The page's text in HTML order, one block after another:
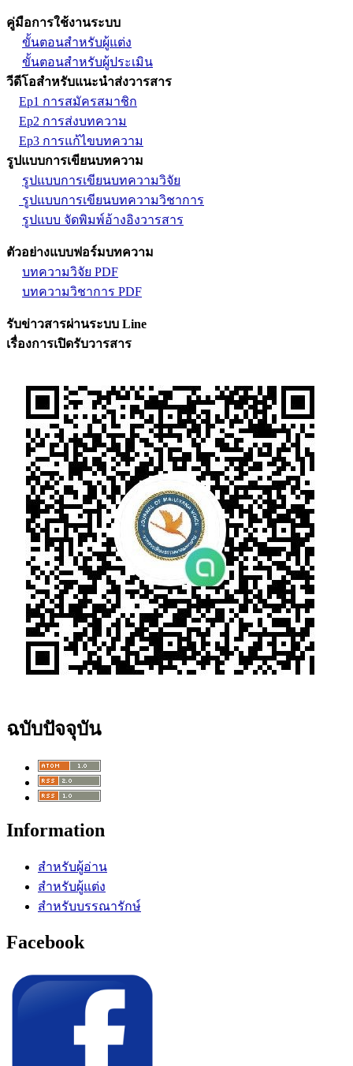
คู่มือการใช้งานระบบ
ขั้นตอนสำหรับผู้แต่ง
ขั้นตอนสำหรับผู้ประเมิน
วีดีโอสำหรับแนะนำส่งวารสาร
Ep1 การสมัครสมาชิก
Ep2 การส่งบทความ
Ep3 การแก้ไขบทความ
รูปแบบการเขียนบทความ
รูปแบบการเขียนบทความวิจัย
รูปแบบการเขียนบทความวิชาการ
รูปแบบ จัดพิมพ์อ้างอิงวารสาร
ตัวอย่างแบบฟอร์มบทความ
บทความวิจัย PDF
บทความวิชาการ PDF
รับข่าวสารผ่านระบบ Line
เรื่องการเปิดรับวารสาร
ฉบับปัจจุบัน
Information
สำหรับผู้อ่าน
สำหรับผู้แต่ง
สำหรับบรรณารักษ์
Facebook